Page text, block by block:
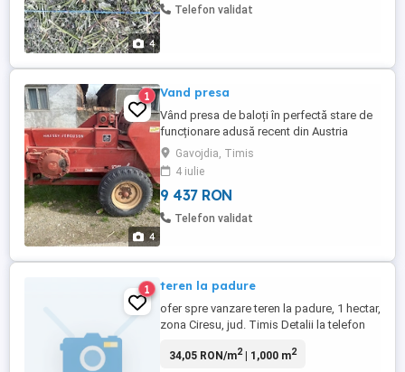
4
Telefon validat
4
1 Vand presa
Vând presa de baloți în perfectă stare de
funcționare adusă recent din Austria
Gavojdia, Timis
4 iulie
9 437 RON
Telefon validat
1 teren la padure
ofer spre vanzare teren la padure, 1 hectar,
zona Ciresu, jud. Timis Detalii la telefon
34,05 RON/m2| 1,000 m2